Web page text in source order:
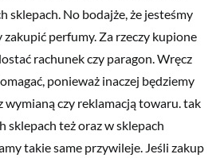
sklepach. No bodajże, że jesteśmy
zakupić perfumy. Za rzeczy kupione
rachunek czy paragon. Wręcz
ponieważ inaczej będziemy
wymianą czy reklamacją towaru. tak
sklepach też oraz w sklepach
takie same przywileje. Jeśli zakup